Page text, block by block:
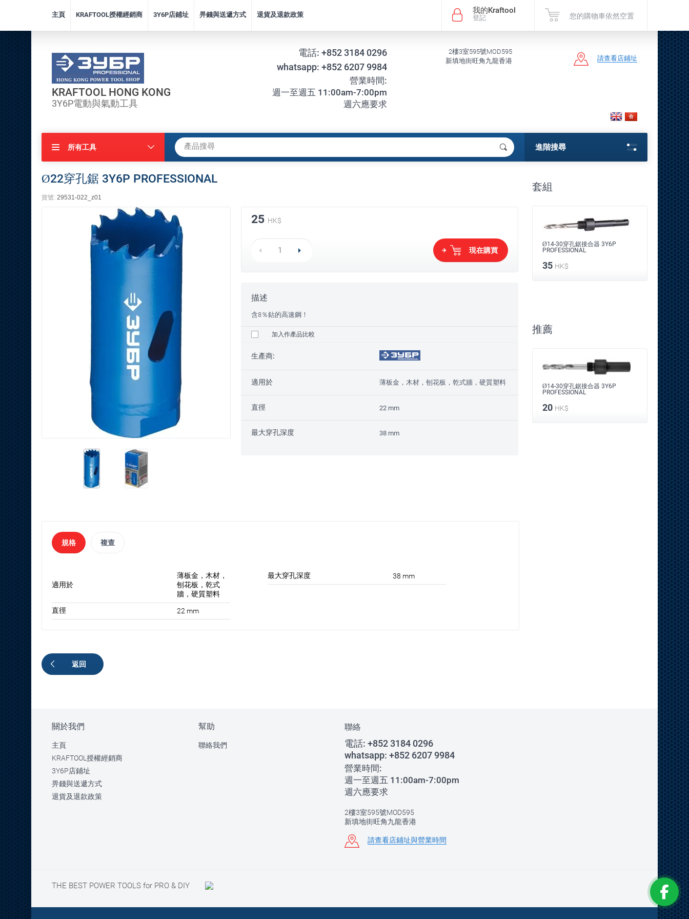
我的Kraftool
登記 您的購物車依然空置
主頁 KRAFTOOL授權經銷商 3Y6P店鋪址 畀錢與送遞方式 退貨及退款政策
KRAFTOOL HONG KONG
3Y6P電動與氣動工具
電話: +852 3184 0296
whatsapp: +852 6207 9984
營業時間:
週一至週五 11:00am-7:00pm
週六應要求
2樓3室595號MOD595
新填地街旺角九龍香港
請查看店鋪址
所有工具 進階搜尋
套組
PROFESSIONAL
Ø14-30穿孔鋸接合器 3Y6P
PROFESSIONAL
Ø14-30穿孔鋸接合器 3Y6P
PROFESSIONAL
35 HK$
Ø14-30
35
推薦
Ø14-30穿孔鋸接合器 3Y6P
Ø14-30穿孔鋸接合器 3Y6P
PROFESSIONAL
20 HK$
Ø14-30
20
Ø22穿孔鋸 3Y6P PROFESSIONAL
貨號: 29531-022_z01
25 HK$
現在購買
描述
含8％鈷的高速鋼！
加入作產品比較
生產商:
適用於 薄板金，木材，刨花板，乾式牆，硬質塑料
直徑 22 mm
最大穿孔深度 38 mm
規格 複查
適用於
薄板金，木材，
刨花板，乾式
牆，硬質塑料
直徑
22 mm
最大穿孔深度 38 mm
返回
關於我們
主頁
KRAFTOOL授權經銷商
3Y6P店鋪址
畀錢與送遞方式
退貨及退款政策
幫助
聯絡我們
聯絡
電話: +852 3184 0296
whatsapp: +852 6207 9984
營業時間:
週一至週五 11:00am-7:00pm
週六應要求
2樓3室595號MOD595
新填地街旺角九龍香港
請查看店鋪址與營業時間
THE BEST POWER TOOLS for PRO & DIY